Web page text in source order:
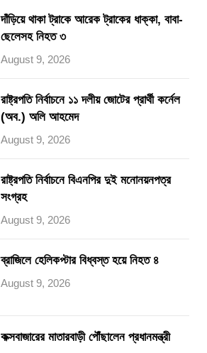
দাঁড়িয়ে থাকা ট্রাকে আরেক ট্রাকের ধাক্কা, বাবা-
ছেলেসহ নিহত ৩
August 9, 2026
রাষ্ট্রপতি নির্বাচনে ১১ দলীয় জোটের প্রার্থী কর্নেল
(অব.) অলি আহমেদ
August 9, 2026
রাষ্ট্রপতি নির্বাচনে বিএনপির দুই মনোনয়নপত্র
সংগ্রহ
August 9, 2026
ব্রাজিলে হেলিকপ্টার বিধ্বস্ত হয়ে নিহত ৪
August 9, 2026
কক্সবাজারের মাতারবাড়ী পৌঁছালেন প্রধানমন্ত্রী